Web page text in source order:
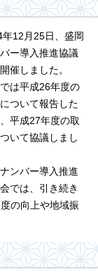
年12月25日、盛岡
ー導入推進協議
催しました。
は平成26年度の
ついて報告した
平成27年度の取
いて協議しまし
ンバー導入推進
では、引き続き
の向上や地域振